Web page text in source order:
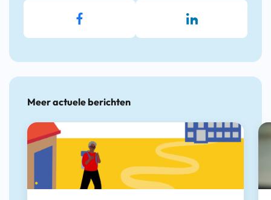
Meer actuele berichten